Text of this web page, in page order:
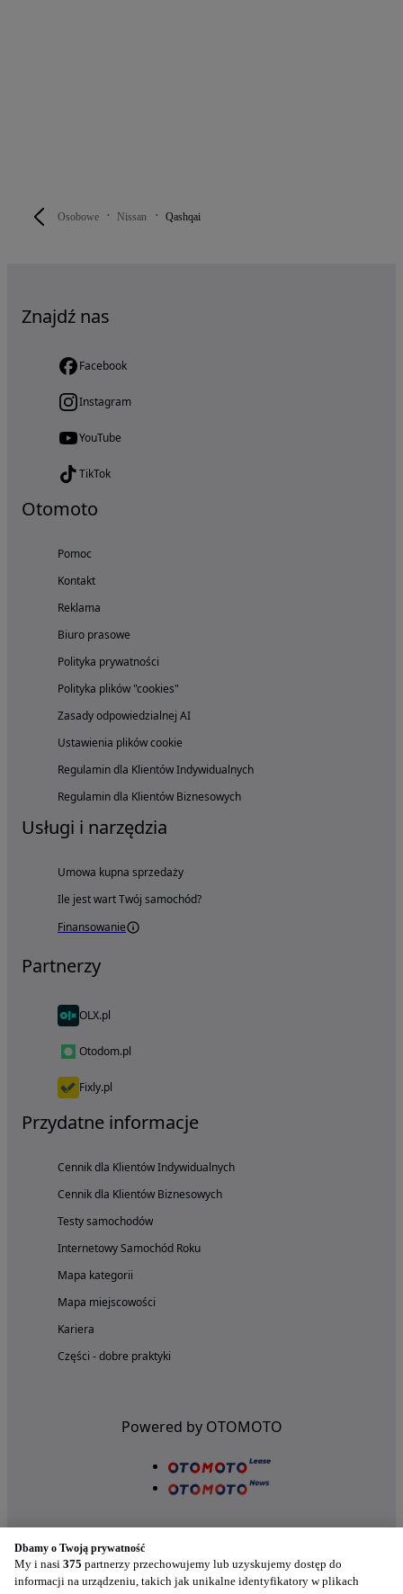
Osobowe Nissan Qashqai
Znajdź nas
Facebook
Instagram
YouTube
TikTok
Otomoto
Pomoc
Kontakt
Reklama
Biuro prasowe
Polityka prywatności
Polityka plików "cookies"
Zasady odpowiedzialnej AI
Ustawienia plików cookie
Regulamin dla Klientów Indywidualnych
Regulamin dla Klientów Biznesowych
Usługi i narzędzia
Umowa kupna sprzedaży
Ile jest wart Twój samochód?
Finansowanie
Partnerzy
OLX.pl
Otodom.pl
Fixly.pl
Przydatne informacje
Cennik dla Klientów Indywidualnych
Cennik dla Klientów Biznesowych
Testy samochodów
Internetowy Samochód Roku
Mapa kategorii
Mapa miejscowości
Kariera
Części - dobre praktyki
Powered by OTOMOTO
Dbamy o Twoją prywatność
My i nasi 375 partnerzy przechowujemy lub uzyskujemy dostęp do
informacji na urządzeniu, takich jak unikalne identyfikatory w plikach